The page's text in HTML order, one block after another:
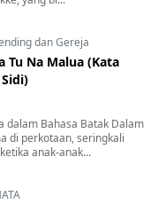
dan Gereja
Tu Na Malua (Kata
dalam Bahasa Batak Dalam
di perkotaan, seringkali
anak-anak...